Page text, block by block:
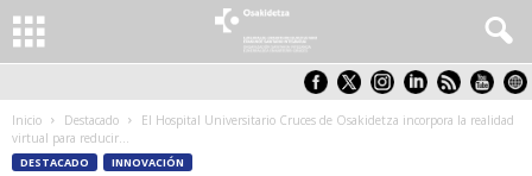
Inicio Destacado
El Hospital Universitario Cruces de Osakidetza incorpora la realidad
virtual para reducir...
DESTACADO INNOVACIÓN